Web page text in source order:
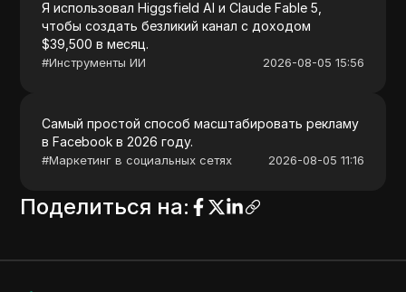
Я использовал Higgsfield AI и Claude Fable 5,
чтобы создать безликий канал с доходом
$39,500 в месяц.
#Инструменты ИИ 2026-08-05 15:56
Самый простой способ масштабировать рекламу
в Facebook в 2026 году.
#Маркетинг в социальных сетях 2026-08-05 11:16
Поделиться на: